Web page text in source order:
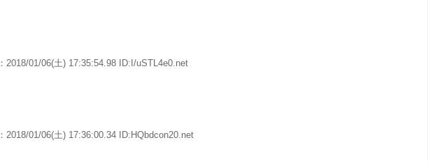
：2018/01/06(土) 17:35:54.98 ID:I/uSTL4e0.net
：2018/01/06(土) 17:36:00.34 ID:HQbdcon20.net